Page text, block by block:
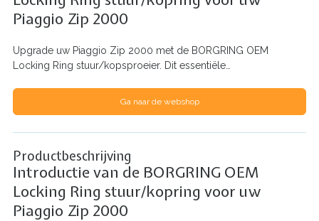
Piaggio Zip 2000
Upgrade uw Piaggio Zip 2000 met de BORGRING OEM
Locking Ring stuur/kopsproeier. Dit essentiële…
Ga naar de webshop
Productbeschrijving
Introductie van de BORGRING OEM
Locking Ring stuur/kopring voor uw
Piaggio Zip 2000